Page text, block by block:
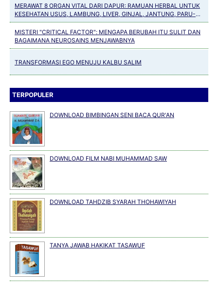
MERAWAT 8 ORGAN VITAL DARI DAPUR: RAMUAN HERBAL UNTUK
KESEHATAN USUS, LAMBUNG, LIVER, GINJAL, JANTUNG, PARU-
PARU, PANKREAS DAN TULANG
MISTERI "CRITICAL FACTOR": MENGAPA BERUBAH ITU SULIT DAN
BAGAIMANA NEUROSAINS MENJAWABNYA
TRANSFORMASI EGO MENUJU KALBU SALIM
TERPOPULER
DOWNLOAD BIMBINGAN SENI BACA QUR'AN
DOWNLOAD FILM NABI MUHAMMAD SAW
DOWNLOAD TAHDZIB SYARAH THOHAWIYAH
TANYA JAWAB HAKIKAT TASAWUF